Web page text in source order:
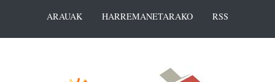
ARAUAK
HARREMANETARAKO RSS